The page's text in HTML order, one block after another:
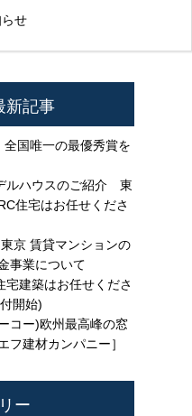
せ
新記事
全国唯一の最優秀賞を
ルハウスのご紹介 東
住宅はお任せくださ
京 賃貸マンションの
事業について
宅建築はお任せくださ
開始)
コー)欧州最高峰の窓
フ建材カンパニー］
ー